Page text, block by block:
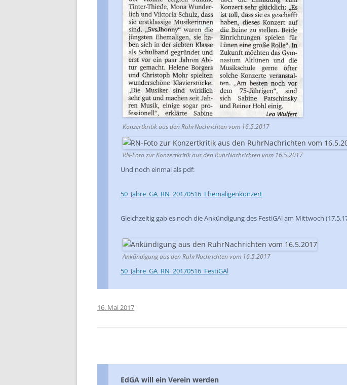
Konzertkritik aus den RuhrNachrichten vom 16.5.2017
RN-Foto zur Konzertkritik aus den RuhrNachrichten vom 16.5.2017
Und noch einmal als pdf:
50_Jahre_GA_RN_20170516_Ehemaligenkonzert
Gleichzeitig gab es noch die Ankündigung des FestiGAl am Mittwoch
Ankündigung aus den RuhrNachrichten vom 16.5.2017
50_Jahre_GA_RN_20170516_FestiGAl
16. Mai 2017
EdGA will ein Verein werden